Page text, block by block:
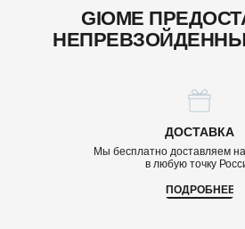
GIOME
ДОСТАВКА
Мы бесплатно доставляем
в любую точку
ПОДРОБНЕЕ